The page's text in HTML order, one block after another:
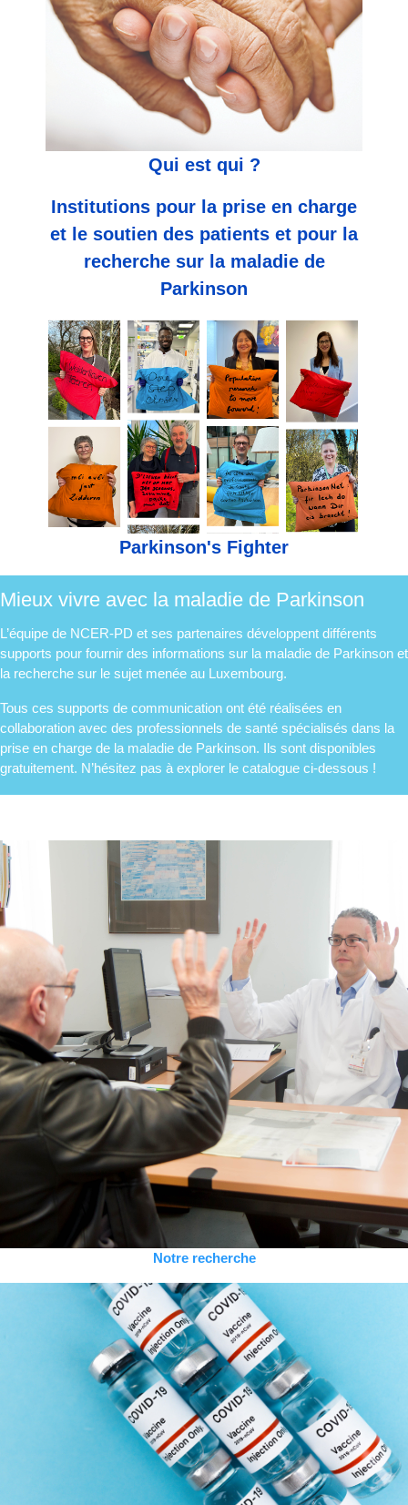
Qui est qui ?
Institutions pour la prise en charge
et le soutien des patients et pour la
recherche sur la maladie de
Parkinson
Parkinson's Fighter
Mieux vivre avec la maladie de Parkinson
L’équipe de NCER-PD et ses partenaires développent différents
supports pour fournir des informations sur la maladie de Parkinson et
la recherche sur le sujet menée au Luxembourg.
Tous ces supports de communication ont été réalisées en
collaboration avec des professionnels de santé spécialisés dans la
prise en charge de la maladie de Parkinson. Ils sont disponibles
gratuitement. N’hésitez pas à explorer le catalogue ci-dessous !
Notre recherche